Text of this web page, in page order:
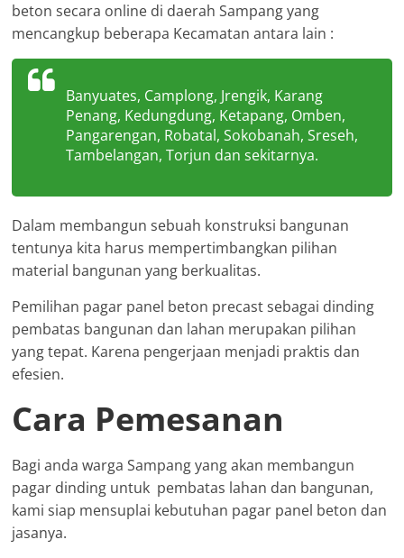
beton secara online di daerah Sampang yang
mencangkup beberapa Kecamatan antara lain :
Banyuates, Camplong, Jrengik, Karang
Penang, Kedungdung, Ketapang, Omben,
Pangarengan, Robatal, Sokobanah, Sreseh,
Tambelangan, Torjun dan sekitarnya.
Dalam membangun sebuah konstruksi bangunan
tentunya kita harus mempertimbangkan pilihan
material bangunan yang berkualitas.
Pemilihan pagar panel beton precast sebagai dinding
pembatas bangunan dan lahan merupakan pilihan
yang tepat. Karena pengerjaan menjadi praktis dan
efesien.
Cara Pemesanan
Bagi anda warga Sampang yang akan membangun
pagar dinding untuk pembatas lahan dan bangunan,
kami siap mensuplai kebutuhan pagar panel beton dan
jasanya.